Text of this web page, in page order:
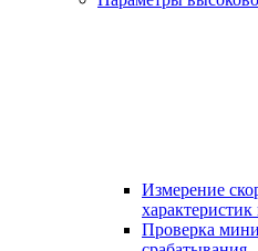
Измерение
характеристик
Проверка